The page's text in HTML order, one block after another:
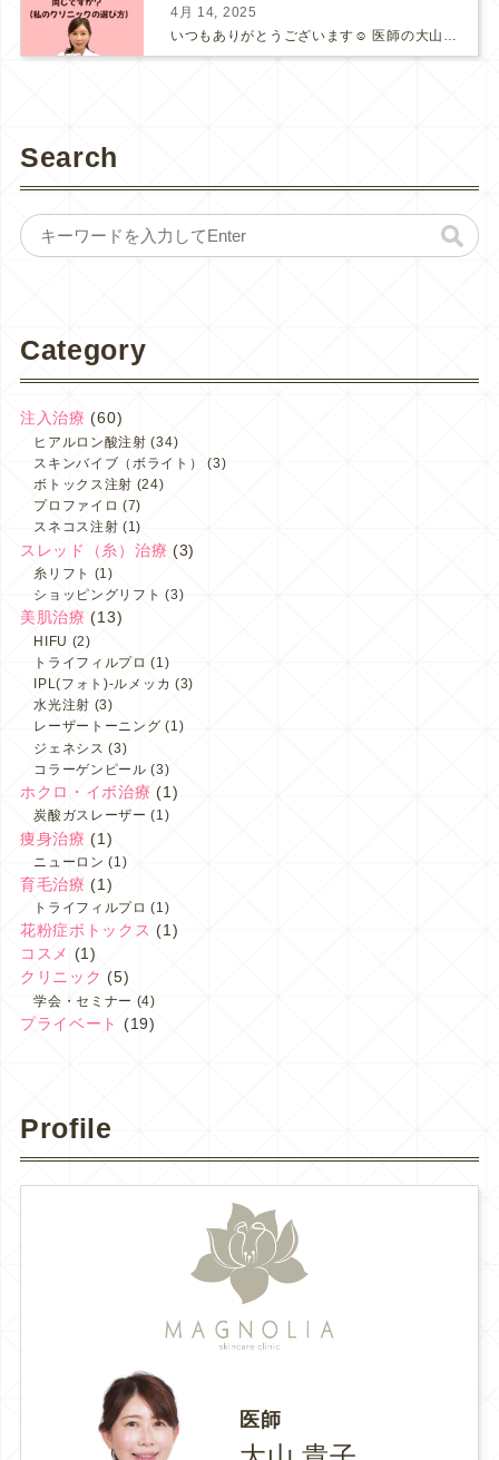
4月 14, 2025
いつもありがとうございます☺️ 医師の大山です。 4月ですね。 私はこの時期の桜のピンクと新緑の緑、菜の花の黄色のコントラストを見ると、ワクワク嬉しくなります🌸 この3月4月では、子ど...
Search
Category
注入治療 (60)
ヒアルロン酸注射 (34)
スキンバイブ（ボライト）
(3)
ボトックス注射 (24)
プロファイロ (7)
スネコス注射 (1)
スレッド（糸）治療 (3)
糸リフト (1)
ショッピングリフト (3)
美肌治療 (13)
HIFU (2)
トライフィルプロ (1)
IPL(フォト)-ルメッカ (3)
水光注射 (3)
レーザートーニング (1)
ジェネシス (3)
コラーゲンピール (3)
ホクロ・イボ治療 (1)
炭酸ガスレーザー (1)
痩身治療 (1)
ニューロン (1)
育毛治療 (1)
トライフィルプロ (1)
花粉症ボトックス (1)
コスメ
(1)
クリニック (5)
学会・セミナー (4)
プライベート (19)
Profile
医師